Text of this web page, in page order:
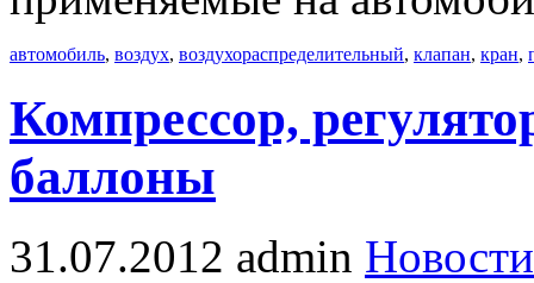
автомобиль, воздух, воздухораспределительный, клапан, кран,
Компрессор,
баллоны
31.07.2012 admin Новости